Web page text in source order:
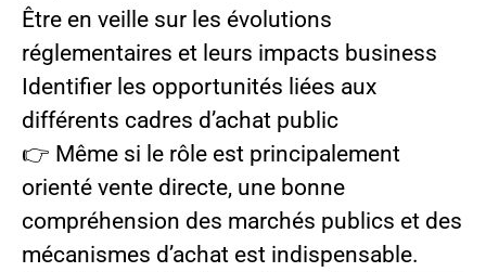
Être en veille sur les évolutions
réglementaires et leurs impacts business
Identifier les opportunités liées aux
différents cadres d’achat public
👉 Même si le rôle est principalement
orienté vente directe, une bonne
compréhension des marchés publics et des
mécanismes d’achat est indispensable.